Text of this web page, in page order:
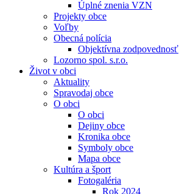
Úplné znenia VZN
Projekty obce
Voľby
Obecná polícia
Objektívna zodpovednosť
Lozorno spol. s.r.o.
Život v obci
Aktuality
Spravodaj obce
O obci
O obci
Dejiny obce
Kronika obce
Symboly obce
Mapa obce
Kultúra a šport
Fotogaléria
Rok 2024